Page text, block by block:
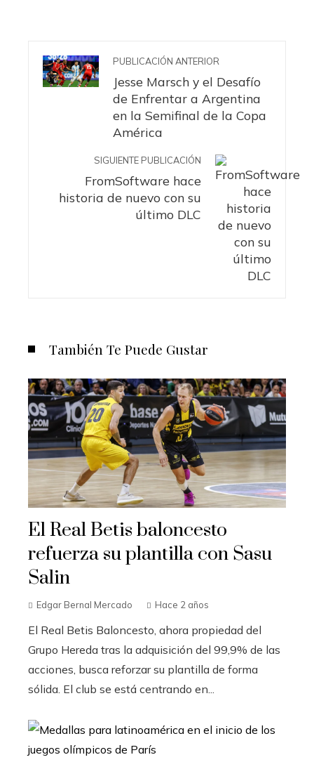
PUBLICACIÓN ANTERIOR
Jesse Marsch y el Desafío
de Enfrentar a Argentina
en la Semifinal de la Copa
América
SIGUIENTE PUBLICACIÓN
FromSoftware hace
historia de nuevo con su
último DLC
También Te Puede Gustar
El Real Betis baloncesto
refuerza su plantilla con Sasu
Salin
Edgar Bernal Mercado Hace 2 años
El Real Betis Baloncesto, ahora propiedad del
Grupo Hereda tras la adquisición del 99,9% de las
acciones, busca reforzar su plantilla de forma
sólida. El club se está centrando en...